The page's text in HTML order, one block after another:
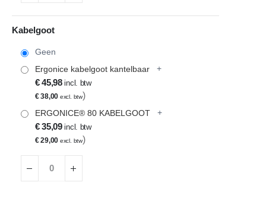
Kabelgoot
Geen
Ergonice kabelgoot kantelbaar
+
€ 45,98
€ 38,00
ERGONICE® 80 KABELGOOT
+
€ 35,09
€ 29,00